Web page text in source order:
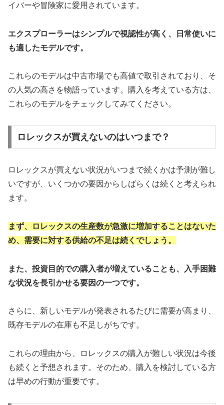
イバーや冒険家に愛用されています。
エクスプローラーはシンプルで視認性が高く、日常使いに
も適したモデルです。
これらのモデルは中古市場でも高値で取引されており、そ
の人気の高さを物語っています。購入を考えている方は、
これらのモデルをチェックしてみてください。
ロレックスが買えないのはいつまで？
ロレックスが買えない状況がいつまで続くかは予測が難し
いですが、いくつかの要因からしばらくは続くと考えられ
ます。
まず、ロレックスの生産数が急激に増加することはないた
め、需要に対する供給の不足は続くでしょう。
また、投資目的での購入者が増えていることも、入手困難
な状況を長引かせる要因の一つです。
さらに、新しいモデルが発表されるたびに需要が高まり、
既存モデルの在庫も不足しがちです。
これらの理由から、ロレックスの購入が難しい状況は今後
も続くと予想されます。そのため、購入を検討している方
は早めの行動が重要です。